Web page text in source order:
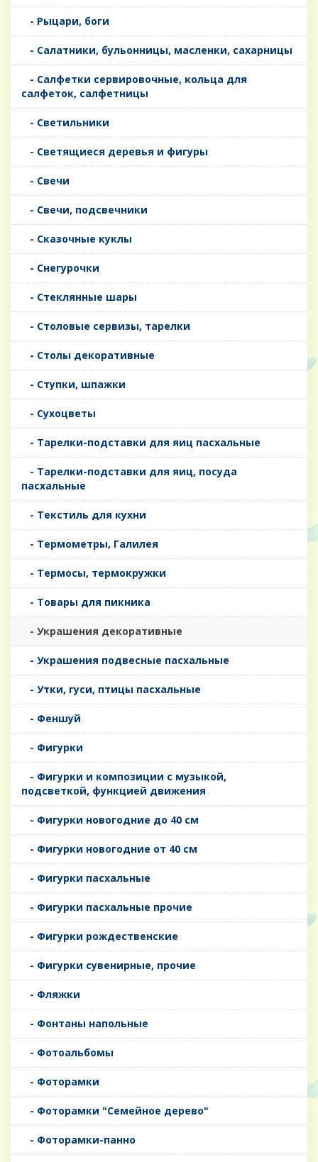
- Рыцари, боги
- Салатники, бульонницы, масленки, сахарницы
- Салфетки сервировочные, кольца для
салфеток, салфетницы
- Светильники
- Светящиеся деревья и фигуры
- Свечи
- Свечи, подсвечники
- Сказочные куклы
- Снегурочки
- Стеклянные шары
- Столовые сервизы, тарелки
- Столы декоративные
- Ступки, шпажки
- Сухоцветы
- Тарелки-подставки для яиц пасхальные
- Тарелки-подставки для яиц, посуда
пасхальные
- Текстиль для кухни
- Термометры, Галилея
- Термосы, термокружки
- Товары для пикника
- Украшения декоративные
- Украшения подвесные пасхальные
- Утки, гуси, птицы пасхальные
- Феншуй
- Фигурки
- Фигурки и композиции с музыкой,
подсветкой, функцией движения
- Фигурки новогодние до 40 см
- Фигурки новогодние от 40 см
- Фигурки пасхальные
- Фигурки пасхальные прочие
- Фигурки рождественские
- Фигурки сувенирные, прочие
- Фляжки
- Фонтаны напольные
- Фотоальбомы
- Фоторамки
- Фоторамки "Семейное дерево"
- Фоторамки-панно